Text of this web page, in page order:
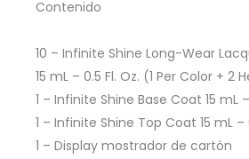
Contenido
10 – Infinite Shine Long-Wear
15 mL – 0.5 Fl. Oz. (1 Per Color + 2
1 – Infinite Shine Base Coat 15 mL
1 – Infinite Shine Top Coat 15 mL –
1 – Display mostrador de cartón